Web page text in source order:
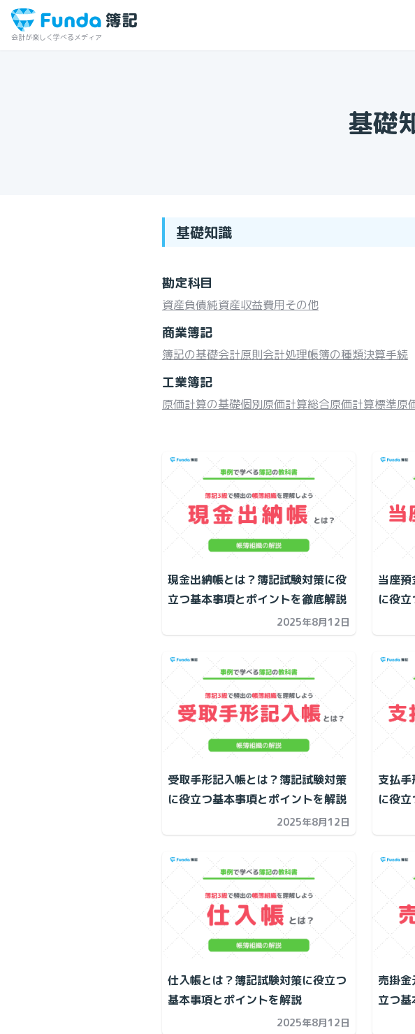
会計が楽しく学べるメディア
基礎
基礎知識
勘定科目
資産負債純資産収益費用その他
商業簿記
簿記の基礎会計原則会計処理帳簿の種類決算手続
工業簿記
原価計算の基礎個別原価計算総合原価計算標準原
現金出納帳とは？簿記試験対策に役
立つ基本事項とポイントを徹底解説
2025年8月12日
当座
に役
受取手形記入帳とは？簿記試験対策
に役立つ基本事項とポイントを解説
2025年8月12日
支払
に役
仕入帳とは？簿記試験対策に役立つ
基本事項とポイントを解説
2025年8月12日
売掛
立つ